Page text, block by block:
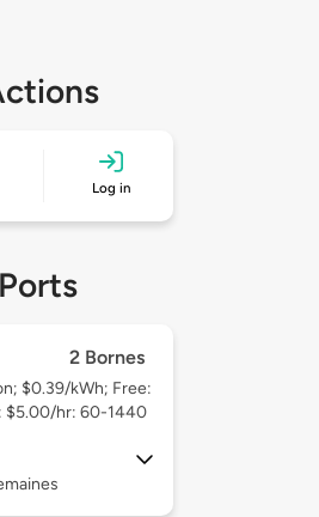
Log in
2 Bornes
$0.39/kWh; Free:
$5.00/hr: 60-1440